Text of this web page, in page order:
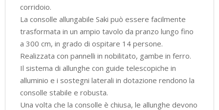
corridoio.
La consolle allungabile Saki può essere facilmente
trasformata in un ampio tavolo da pranzo lungo fino
a 300 cm, in grado di ospitare 14 persone.
Realizzata con pannelli in nobilitato, gambe in ferro.
Il sistema di allunghe con guide telescopiche in
alluminio e i sostegni laterali in dotazione rendono la
consolle stabile e robusta.
Una volta che la consolle è chiusa, le allunghe devono